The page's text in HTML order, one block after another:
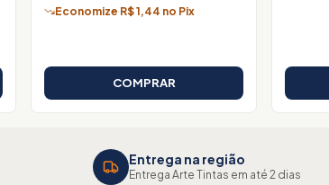
Economize R$ 1,44 no Pix
COMPRAR
Entrega na região
Entrega Arte Tintas em até 2 dias